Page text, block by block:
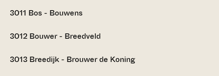
3011 Bos - Bouwens
3012 Bouwer - Breedveld
3013 Breedijk - Brouwer de Koning